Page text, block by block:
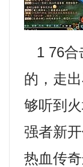
1 76合
的，走
够听到
强者新
热血传